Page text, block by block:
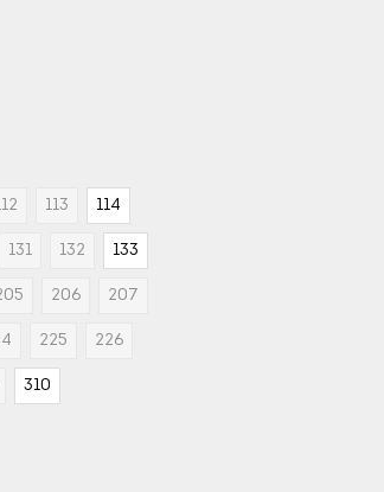
113 114
131 132 133
206 207
225 226
310